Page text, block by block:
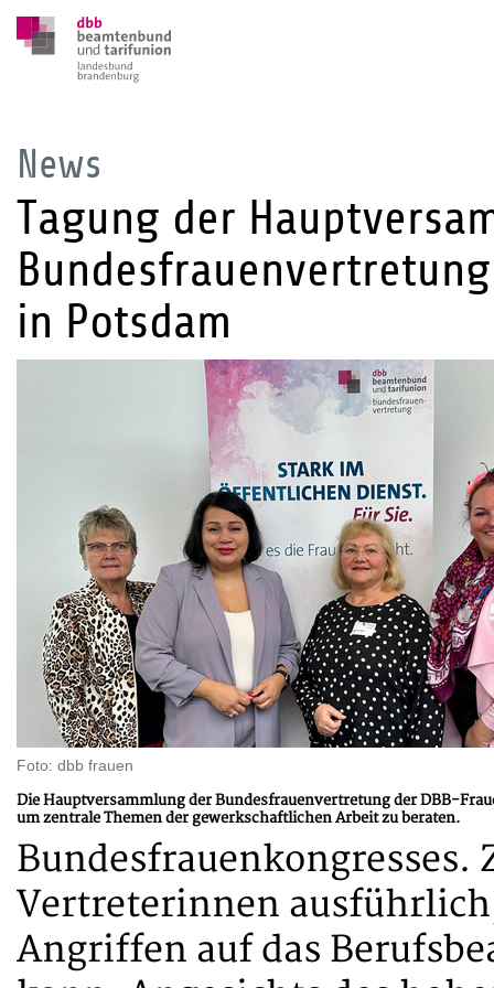
News
Tagung der
in Potsdam
Foto: dbb frauen
Die Hauptversammlung der Bundesfrauenvertretung der DBB-
um zentrale Themen der gewerkschaftlichen Arbeit zu beraten.
Vertreterinnen
Angriffen auf das